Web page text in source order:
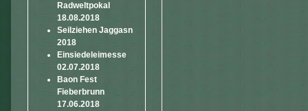
Radweltpokal
18.08.2018
Seilziehen Jaggasn
2018
Einsiedeleimesse
02.07.2018
Baon Fest
Fieberbrunn
17.06.2018